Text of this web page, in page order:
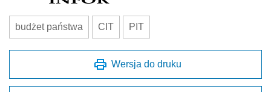
budżet państwa CIT PIT
Wersja do druku